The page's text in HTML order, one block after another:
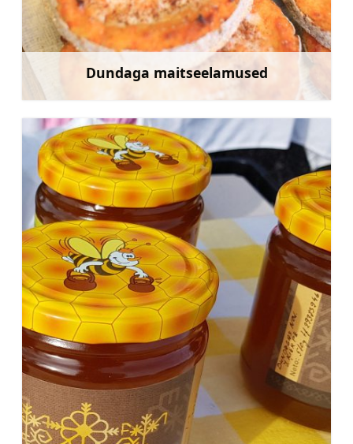
Dundaga maitseelamused